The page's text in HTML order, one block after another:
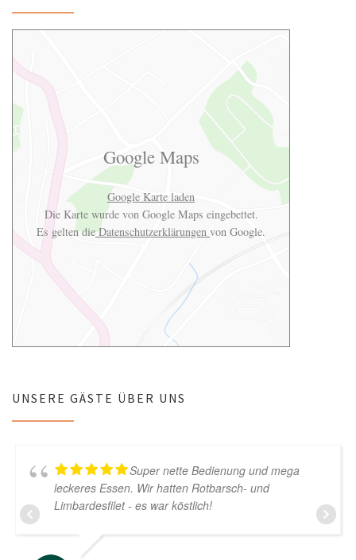
Google Maps
Google Karte laden
Die Karte wurde von Google Maps eingebettet.
Es gelten dieDatenschutzerklärungen von Google.
UNSERE GÄSTE ÜBER UNS
Super nette Bedienung und mega
leckeres Essen. Wir hatten Rotbarsch- und
Limbardesfilet - es war köstlich!